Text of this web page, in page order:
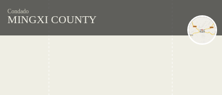
Condado
MINGXI COUNTY